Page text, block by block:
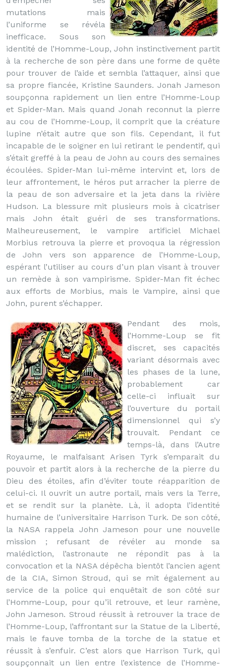
mutations mais
l’uniforme se révéla
inefficace. Sous son
identité de l’Homme-Loup, John instinctivement partit
à la recherche de son père dans une forme de quête
pour trouver de l’aide et sembla l’attaquer, ainsi que
sa propre fiancée, Kristine Saunders. Jonah Jameson
soupçonna rapidement un lien entre l’Homme-Loup
et Spider-Man. Mais quand Jonah reconnut la pierre
au cou de l’Homme-Loup, il comprit que la créature
lupine n’était autre que son fils. Cependant, il fut
incapable de le soigner en lui retirant le pendentif, qui
s’était greffé à la peau de John au cours des semaines
écoulées. Spider-Man lui-même intervint et, lors de
leur affrontement, le héros put arracher la pierre de
la peau de son adversaire et la jeta dans la rivière
Hudson. La blessure mit plusieurs mois à cicatriser
mais John était guéri de ses transformations.
Malheureusement, le vampire artificiel Michael
Morbius retrouva la pierre et provoqua la régression
de John vers son apparence de l’Homme-Loup,
espérant l’utiliser au cours d’un plan visant à trouver
un remède à son vampirisme. Spider-Man fit échec
aux efforts de Morbius, mais le Vampire, ainsi que
John, purent s’échapper.
Pendant des mois,
l’Homme-Loup se fit
discret, ses capacités
variant désormais avec
les phases de la lune,
probablement car
celle-ci influait sur
l’ouverture du portail
dimensionnel qui s’y
trouvait. Pendant ce
temps-là, dans l’Autre
Royaume, le malfaisant Arisen Tyrk s’emparait du
pouvoir et partit alors à la recherche de la pierre du
Dieu des étoiles, afin d’éviter toute réapparition de
celui-ci. Il ouvrit un autre portail, mais vers la Terre,
et se rendit sur la planète. Là, il adopta l’identité
humaine de l’universitaire Harrison Turk. De son côté,
la NASA rappela John Jameson pour une nouvelle
mission ; refusant de révéler au monde sa
malédiction, l’astronaute ne répondit pas à la
convocation et la NASA dépêcha bientôt l’ancien agent
de la CIA, Simon Stroud, qui se mit également au
service de la police qui enquêtait de son côté sur
l’Homme-Loup, pour qu’il retrouve, et leur ramène,
John Jameson. Stroud réussit à retrouver la trace de
l’Homme-Loup, l’affrontant sur la Statue de la Liberté,
mais le fauve tomba de la torche de la statue et
réussit à s’enfuir. C’est alors que Harrison Turk, qui
soupçonnait un lien entre l’existence de l’Homme-